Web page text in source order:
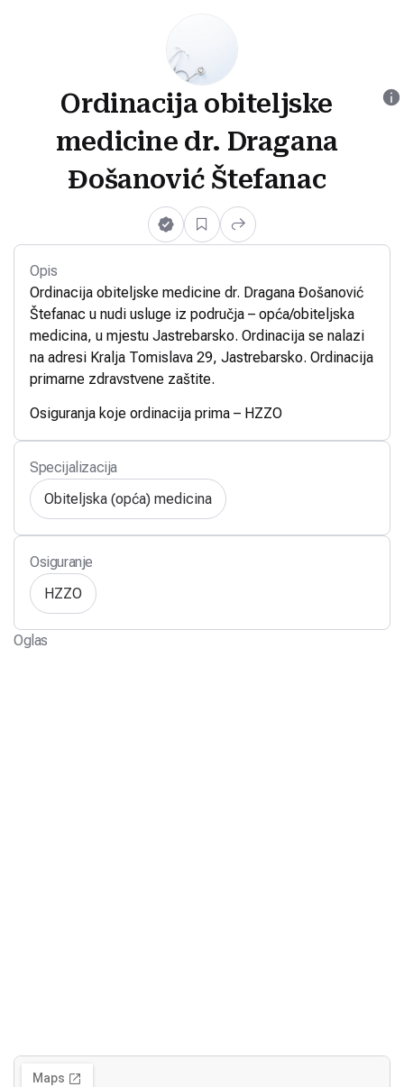
Ordinacija obiteljske
medicine dr. Dragana
Đošanović Štefanac
Opis
Ordinacija obiteljske medicine dr. Dragana Đošanović
Štefanac u nudi usluge iz područja – opća/obiteljska
medicina, u mjestu Jastrebarsko. Ordinacija se nalazi
na adresi Kralja Tomislava 29, Jastrebarsko. Ordinacija
primarne zdravstvene zaštite.
Osiguranja koje ordinacija prima – HZZO
Specijalizacija
Obiteljska (opća) medicina
Osiguranje
HZZO
Oglas